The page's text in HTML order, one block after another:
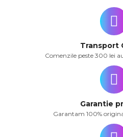
Transport
Comenzile peste 300 lei
Garantie
Garantam 100%